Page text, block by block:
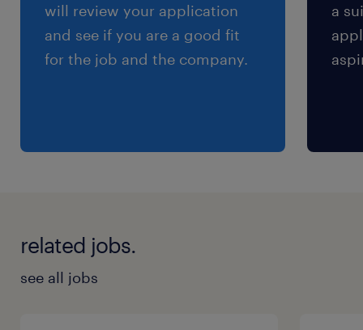
・会社が提供するプロダクトや関連分野への興
味・理解
給与
年収1,000 ～ 1,500万円
will review your application
and see if you are a good fit
for the job and the company.
a
related jobs.
see all jobs